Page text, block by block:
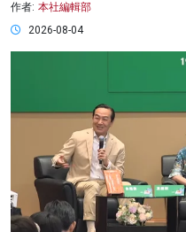
作者: 本社編輯部
2026-08-04